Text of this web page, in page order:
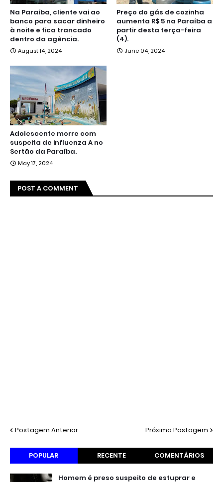
Na Paraíba, cliente vai ao
banco para sacar dinheiro
à noite e fica trancado
dentro da agência.
August 14, 2024
Preço do gás de cozinha
aumenta R$ 5 na Paraíba a
partir desta terça-feira
(4).
June 04, 2024
Adolescente morre com
suspeita de influenza A no
Sertão da Paraíba.
May 17, 2024
POST A COMMENT
Postagem Anterior Próxima Postagem
POPULAR RECENTE COMENTÁRIOS
Homem é preso suspeito de estuprar e